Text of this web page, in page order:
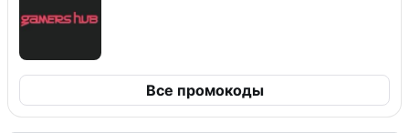
Все промокоды